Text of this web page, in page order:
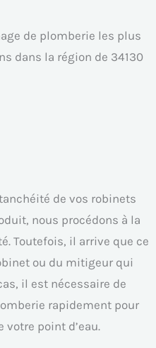
de plomberie les plus
dans la région de 34130
de vos robinets
nous procédons à la
Toutefois, il arrive que ce
ou du mitigeur qui
il est nécessaire de
rapidement pour
point d’eau.